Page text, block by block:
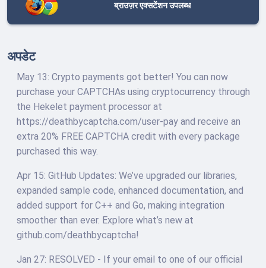
ब्राउज़र एक्सटेंशन उपलब्ध
अपडेट
May 13: Crypto payments got better! You can now
purchase your CAPTCHAs using cryptocurrency through
the Hekelet payment processor at
https://deathbycaptcha.com/user-pay and receive an
extra 20% FREE CAPTCHA credit with every package
purchased this way.
Apr 15: GitHub Updates: We’ve upgraded our libraries,
expanded sample code, enhanced documentation, and
added support for C++ and Go, making integration
smoother than ever. Explore what’s new at
github.com/deathbycaptcha!
Jan 27: RESOLVED - If your email to one of our official